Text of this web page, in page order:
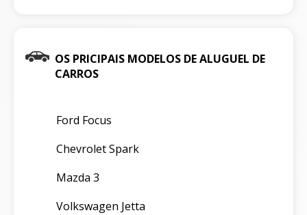
OS PRICIPAIS MODELOS DE ALUGUEL DE
CARROS
Ford Focus
Chevrolet Spark
Mazda 3
Volkswagen Jetta